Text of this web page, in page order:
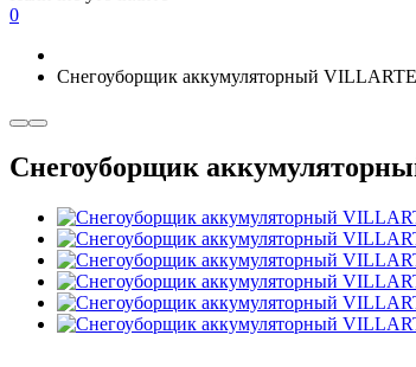
0
Снегоуборщик аккумуляторный
Снегоуборщик